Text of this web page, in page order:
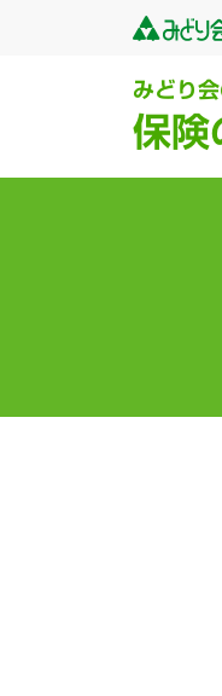
みどり
保険